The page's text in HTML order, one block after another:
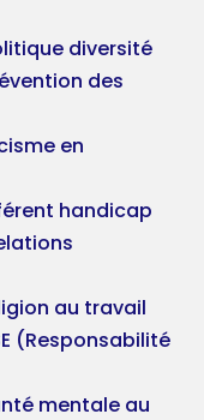
diversité
des
en
handicap
au travail
(Responsabilité
mentale au